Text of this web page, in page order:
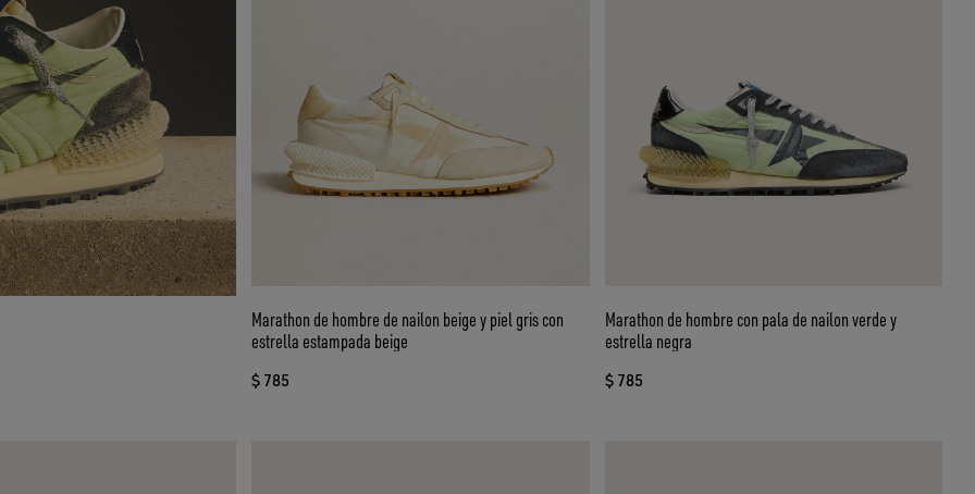
Marathon de hombre de nailon beige y piel gris con
estrella estampada beige
$ 785
Marathon de hombre con pala de nailon verde y
estrella negra
$ 785